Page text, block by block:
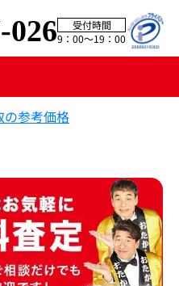
026
受付時間
9：00〜19：00
の参考価格